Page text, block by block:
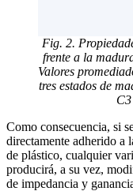
Fig. 2.
frente a la
Valores
tres estados de
Como consecuencia, si
directamente adherido a
de plástico, cualquier
producirá, a su vez,
de impedancia y